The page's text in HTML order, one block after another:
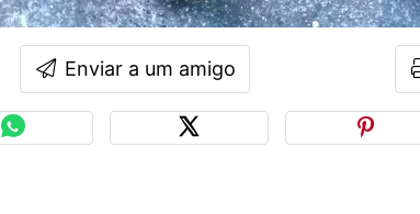
Enviar a um amigo